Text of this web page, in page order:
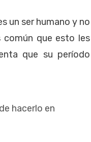
un ser humano y no
común que esto les
que su período
hacerlo en